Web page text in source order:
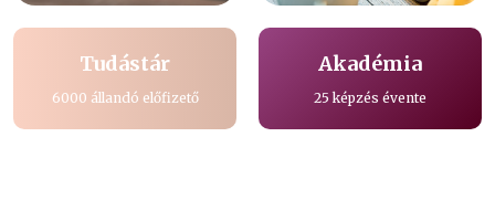
Tudástár
6000 állandó előfizető
Akadémia
25 képzés évente